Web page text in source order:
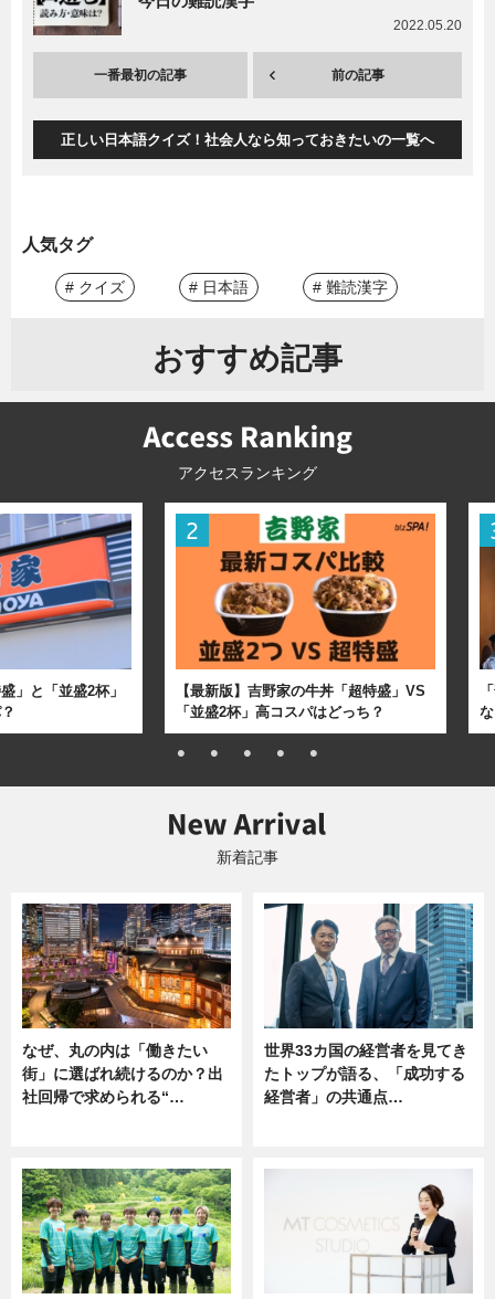
2022.05.20
一番最初の記事 前の記事
正しい日本語クイズ！社会人なら知っておきたいの一覧へ
人気タグ
# クイズ # 日本語 # 難読漢字
おすすめ記事
アクセスランキング
」と「並盛2杯」
【最新版】吉野家の牛丼「超特盛」VS
「並盛2杯」高コスパはどっち？
新着記事
なぜ、丸の内は「働きたい
街」に選ばれ続けるのか？出
社回帰で求められる“…
世界33カ国の経営者を見てき
たトップが語る、「成功する
経営者」の共通点…